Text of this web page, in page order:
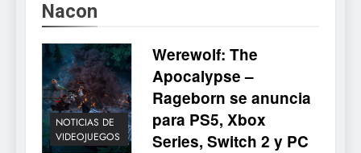
Nacon
NOTICIAS DE
VIDEOJUEGOS
Werewolf: The
Apocalypse –
Rageborn se anuncia
para PS5, Xbox
Series, Switch 2 y PC